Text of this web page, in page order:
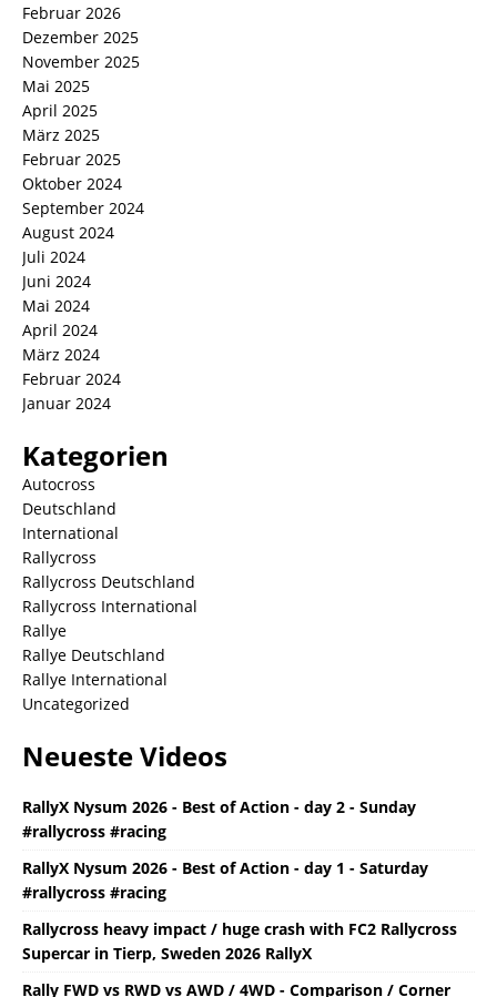
Februar 2026
Dezember 2025
November 2025
Mai 2025
April 2025
März 2025
Februar 2025
Oktober 2024
September 2024
August 2024
Juli 2024
Juni 2024
Mai 2024
April 2024
März 2024
Februar 2024
Januar 2024
Kategorien
Autocross
Deutschland
International
Rallycross
Rallycross Deutschland
Rallycross International
Rallye
Rallye Deutschland
Rallye International
Uncategorized
Neueste Videos
RallyX Nysum 2026 - Best of Action - day 2 - Sunday
#rallycross #racing
RallyX Nysum 2026 - Best of Action - day 1 - Saturday
#rallycross #racing
Rallycross heavy impact / huge crash with FC2 Rallycross
Supercar in Tierp, Sweden 2026 RallyX
Rally FWD vs RWD vs AWD / 4WD - Comparison / Corner